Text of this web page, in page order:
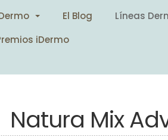
El Blog Líneas
iDermo
Natura Mix